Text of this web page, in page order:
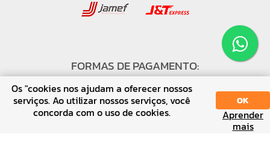
FORMAS DE PAGAMENTO:
SORT DISPLAY
Os "cookies nos ajudam a oferecer nossos
serviços. Ao utilizar nossos serviços, você
concorda com o uso de cookies.
OK
Aprender
mais